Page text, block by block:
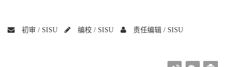
初审 / SISU 编校 / SISU 责任编辑 / SISU